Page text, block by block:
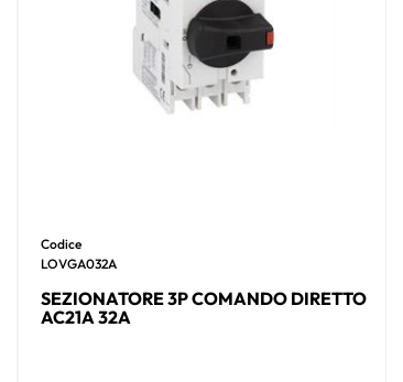
Codice
LOVGA032A
SEZIONATORE 3P COMANDO DIRETTO
AC21A 32A